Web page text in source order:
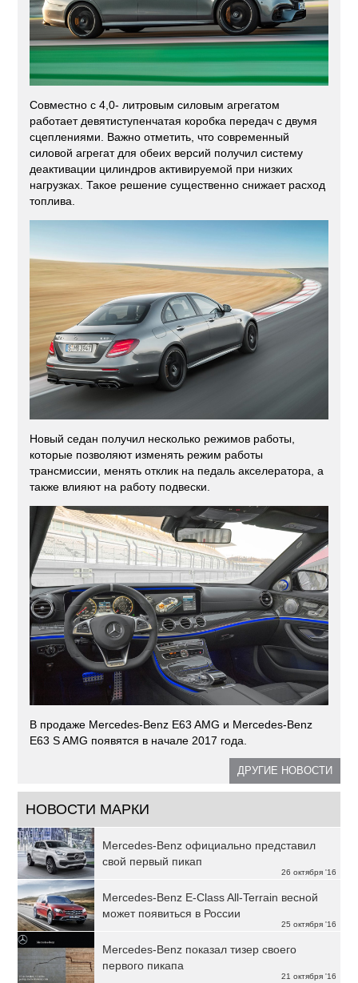
Совместно с 4,0- литровым силовым агрегатом
работает девятиступенчатая коробка передач с двумя
сцеплениями. Важно отметить, что современный
силовой агрегат для обеих версий получил систему
деактивации цилиндров активируемой при низких
нагрузках. Такое решение существенно снижает расход
топлива.
Новый седан получил несколько режимов работы,
которые позволяют изменять режим работы
трансмиссии, менять отклик на педаль акселератора, а
также влияют на работу подвески.
В продаже Mercedes-Benz E63 AMG и Mercedes-Benz
E63 S AMG появятся в начале 2017 года.
ДРУГИЕ НОВОСТИ
НОВОСТИ МАРКИ
26 октября '16
Mercedes-Benz официально представил
свой первый пикап
25 октября '16
Mercedes-Benz E-Class All-Terrain весной
может появиться в России
21 октября '16
Mercedes-Benz показал тизер своего
первого пикапа